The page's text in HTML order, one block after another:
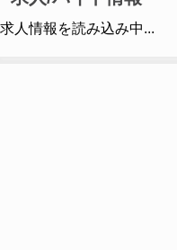
求人情報を読み込み中...